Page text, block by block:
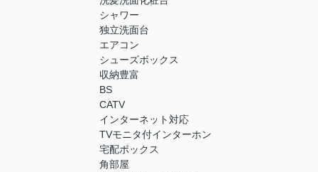
シャワー
独立洗面台
エアコン
シューズボックス
収納豊富
BS
CATV
インターネット対応
TVモニタ付インターホン
宅配ボックス
角部屋